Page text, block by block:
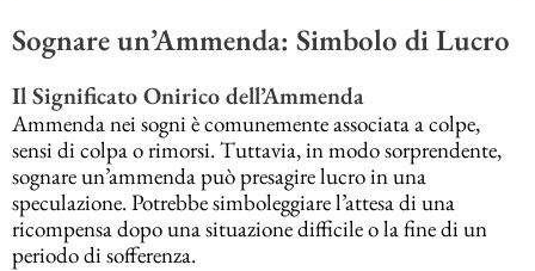
Sognare un’Ammenda: Simbolo di Lucro
Il Significato Onirico dell’Ammenda
Ammenda nei sogni è comunemente associata a colpe,
sensi di colpa o rimorsi. Tuttavia, in modo sorprendente,
sognare un’ammenda può presagire lucro in una
speculazione. Potrebbe simboleggiare l’attesa di una
ricompensa dopo una situazione difficile o la fine di un
periodo di sofferenza.